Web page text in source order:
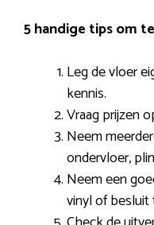
5 handige tips om
Leg de vloer
kennis.
Vraag prijzen
Neem
ondervloer,
Neem een
vinyl of